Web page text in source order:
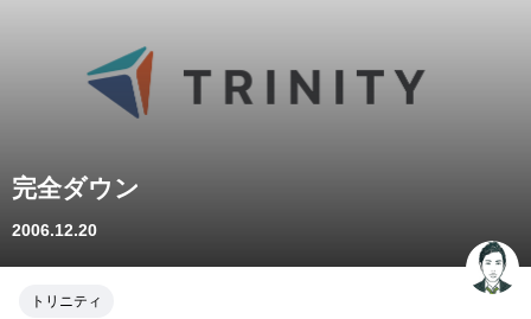
完全ダウン
2006.12.20
トリニティ